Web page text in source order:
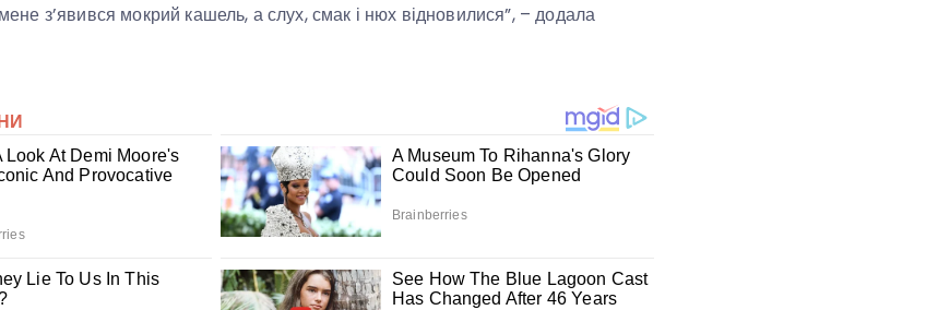
з’явився мокрий кашель, а слух, смак і нюх відновилися”, – додала